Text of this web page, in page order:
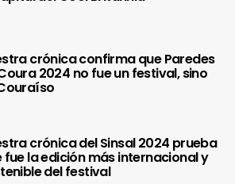
crónica confirma que Paredes
2024 no fue un festival, sino
crónica del Sinsal 2024 prueba
fue la edición más internacional y
del festival